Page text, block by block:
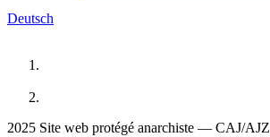
Deutsch
2025 Site web protégé anarchiste — CAJ/AJZ